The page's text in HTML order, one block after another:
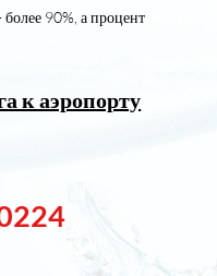
90%, а процент
к аэропорту